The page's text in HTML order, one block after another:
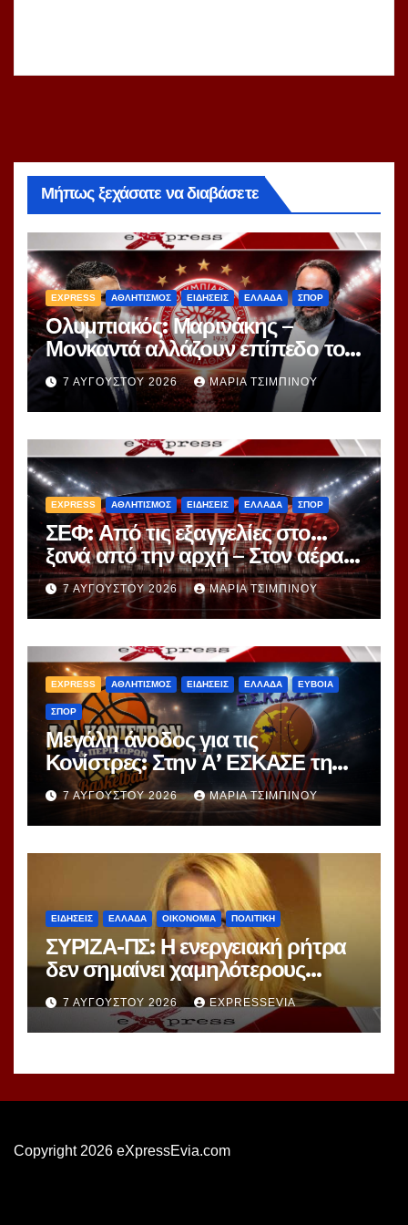
Μήπως ξεχάσατε να διαβάσετε
EXPRESS ΑΘΛΗΤΙΣΜΟΣ ΕΙΔΗΣΕΙΣ ΕΛΛΑΔΑ ΣΠΟΡ
Ολυμπιακός: Μαρινάκης –
Μονκαντά αλλάζουν επίπεδο το
μεταγραφικό παιχνίδι – Ο
«εγκέφαλος» της Μίλαν πιάνει
δουλειά
7 ΑΥΓΟΎΣΤΟΥ 2026 ΜΑΡΊΑ ΤΣΙΜΠΙΝΟΎ
EXPRESS ΑΘΛΗΤΙΣΜΟΣ ΕΙΔΗΣΕΙΣ ΕΛΛΑΔΑ ΣΠΟΡ
ΣΕΦ: Από τις εξαγγελίες στο…
ξανά από την αρχή – Στον αέρα ο
διαγωνισμός των 24,8 εκατ.
7 ΑΥΓΟΎΣΤΟΥ 2026 ΜΑΡΊΑ ΤΣΙΜΠΙΝΟΎ
EXPRESS ΑΘΛΗΤΙΣΜΟΣ ΕΙΔΗΣΕΙΣ ΕΛΛΑΔΑ ΕΥΒΟΙΑ
ΣΠΟΡ
Μεγάλη άνοδος για τις
Κονίστρες: Στην Α’ ΕΣΚΑΣΕ τη
νέα σεζόν – Αυτές είναι οι 12
ομάδες!
7 ΑΥΓΟΎΣΤΟΥ 2026 ΜΑΡΊΑ ΤΣΙΜΠΙΝΟΎ
ΕΙΔΗΣΕΙΣ ΕΛΛΑΔΑ ΟΙΚΟΝΟΜΙΑ ΠΟΛΙΤΙΚΗ
ΣΥΡΙΖΑ-ΠΣ: Η ενεργειακή ρήτρα
δεν σημαίνει χαμηλότερους
λογαριασμούς ούτε σβήνει 7
χρόνια ενεργειακής ακρίβειας
7 ΑΥΓΟΎΣΤΟΥ 2026 EXPRESSEVIA
Copyright 2026 eXpressEvia.com